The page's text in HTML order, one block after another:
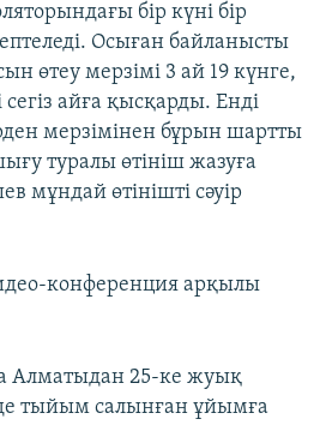
бір күні бір
Осыған байланысты
өтеу мерзімі 3 ай 19 күнге,
айға қысқарды. Енді
мерзімінен бұрын шартты
туралы өтініш жазуға
мұндай өтінішті сәуір
конференция арқылы
Алматыдан 25-ке жуық
тыйым салынған ұйымға